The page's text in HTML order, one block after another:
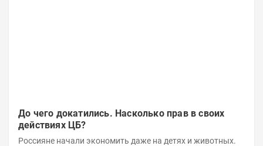
До чего докатились. Насколько прав в своих
действиях ЦБ?
Россияне начали экономить даже на детях и животных.